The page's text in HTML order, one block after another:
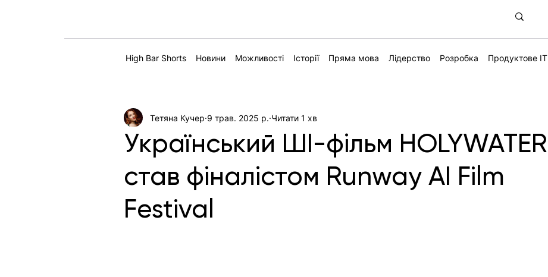
High Bar Shorts Новини Можливості Історії Пряма мова Лідерство Розробка Продуктове IT
Український ШІ-фільм HOLYWATER
став фіналістом Runway AI Film
Festival
Тетяна Кучер 9 трав. 2025 р. Читати 1 хв